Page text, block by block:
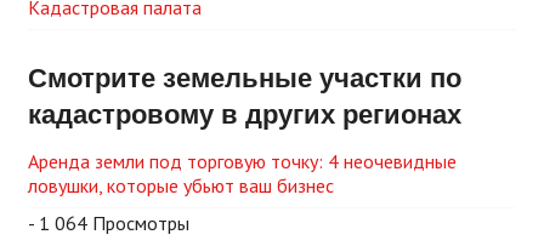
Кадастровая палата
Смотрите земельные участки по
кадастровому в других регионах
Аренда земли под торговую точку: 4 неочевидные
ловушки, которые убьют ваш бизнес
- 1 064 Просмотры